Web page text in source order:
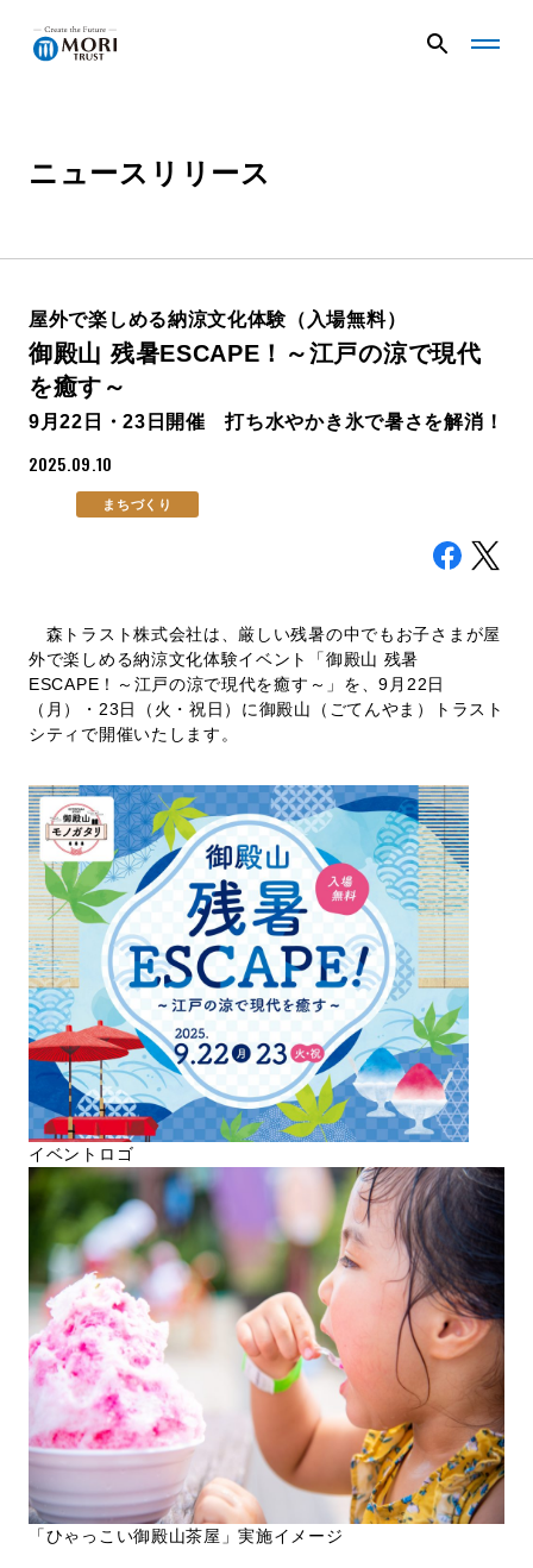
G
v
ー
く
G
v
ー
じ
企業情報
ニュース
事業内容
日本語 English
お問い合わせ
ニュースリリース
屋外で楽しめる納涼文化体験（入場無料）
御殿山 残暑ESCAPE！～江戸の涼で現代
を癒す～
9月22日・23日開催 打ち水やかき氷で暑さを解消！
2025.09.10
まちづくり
森トラスト株式会社は、厳しい残暑の中でもお子さまが屋
外で楽しめる納涼文化体験イベント「御殿山 残暑
ESCAPE！～江戸の涼で現代を癒す～」を、9月22日
（月）・23日（火・祝日）に御殿山（ごてんやま）トラスト
シティで開催いたします。
イベントロゴ
「ひゃっこい御殿山茶屋」実施イメージ